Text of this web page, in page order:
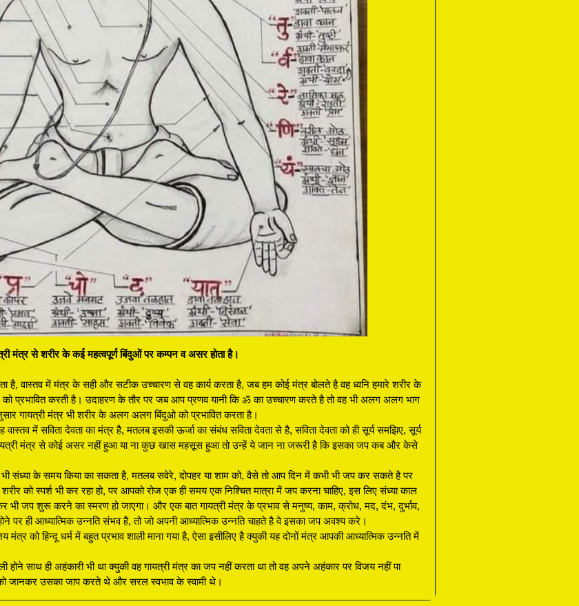
मंत्र से शरीर के कई महत्वपूर्ण बिंदुओं पर कम्पन व असर होता है।
वास्तव में मंत्र के सही और सटीक उच्चारण से वह कार्य करता है, जब हम कोई मंत्र बोलते है वह ध्वनि हमारे शरीर के
प्रभावित करती है। उदाहरण के तौर पर जब आप प्रणव यानी कि ॐ का उच्चारण करते है तो वह भी अलग अलग भाग
गायत्री मंत्र भी शरीर के अलग अलग बिंदुओ को प्रभावित करता है।
में सविता देवता का मंत्र है, मतलब इसकी ऊर्जा का संबंध सविता देवता से है, सविता देवता को ही सूर्य समझिए, सूर्य
मंत्र से कोई असर नहीं हुआ या ना कुछ खास महसूस हुआ तो उन्हें ये जान ना जरूरी है कि इसका जप कब और केसे
भी संध्या के समय किया का सकता है, मतलब सवेरे, दोपहर या शाम को, वैसे तो आप दिन में कभी भी जप कर सकते है पर
को स्पर्श भी कर रहा हो, पर आपको रोज एक ही समय एक निश्चित मात्रा में जप करना चाहिए, इस लिए संध्या काल
भी जप शुरू करने का स्मरण हो जाएगा। और एक बात गायत्री मंत्र के प्रभाव से मनुष्य, काम, क्रोध, मद, दंभ, दुर्भाव,
पर ही आध्यात्मिक उन्नति संभव है, तो जो अपनी आध्यात्मिक उन्नति चाहते है वे इसका जप अवश्य करे।
मंत्र को हिन्दू धर्म में बहुत प्रभाव शाली माना गया है, ऐसा इसीलिए है क्युकी यह दोनों मंत्र आपकी आध्यात्मिक उन्नति में
होने साथ ही अहंकारी भी था क्युकी वह गायत्री मंत्र का जप नहीं करता था तो वह अपने अहंकार पर विजय नहीं पा
जानकर उसका जाप करते थे और सरल स्वभाव के स्वामी थे।